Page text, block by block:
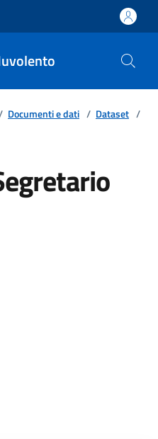
Documenti e dati / Dataset /